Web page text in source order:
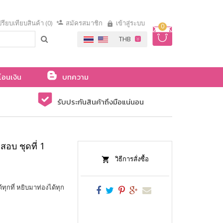
0
รียบเทียบสินค้า (0) สมัครสมาชิก เข้าสู่ระบบ
นเงิน
บทความ
รับประกันสินค้าถึงมือแน่นอน
อบ ชุดที่ 1
กที่ หยิบมาท่องได้ทุก
วิธีการสั่งซื้อ